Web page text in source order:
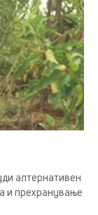
алтернативен
и прехранување